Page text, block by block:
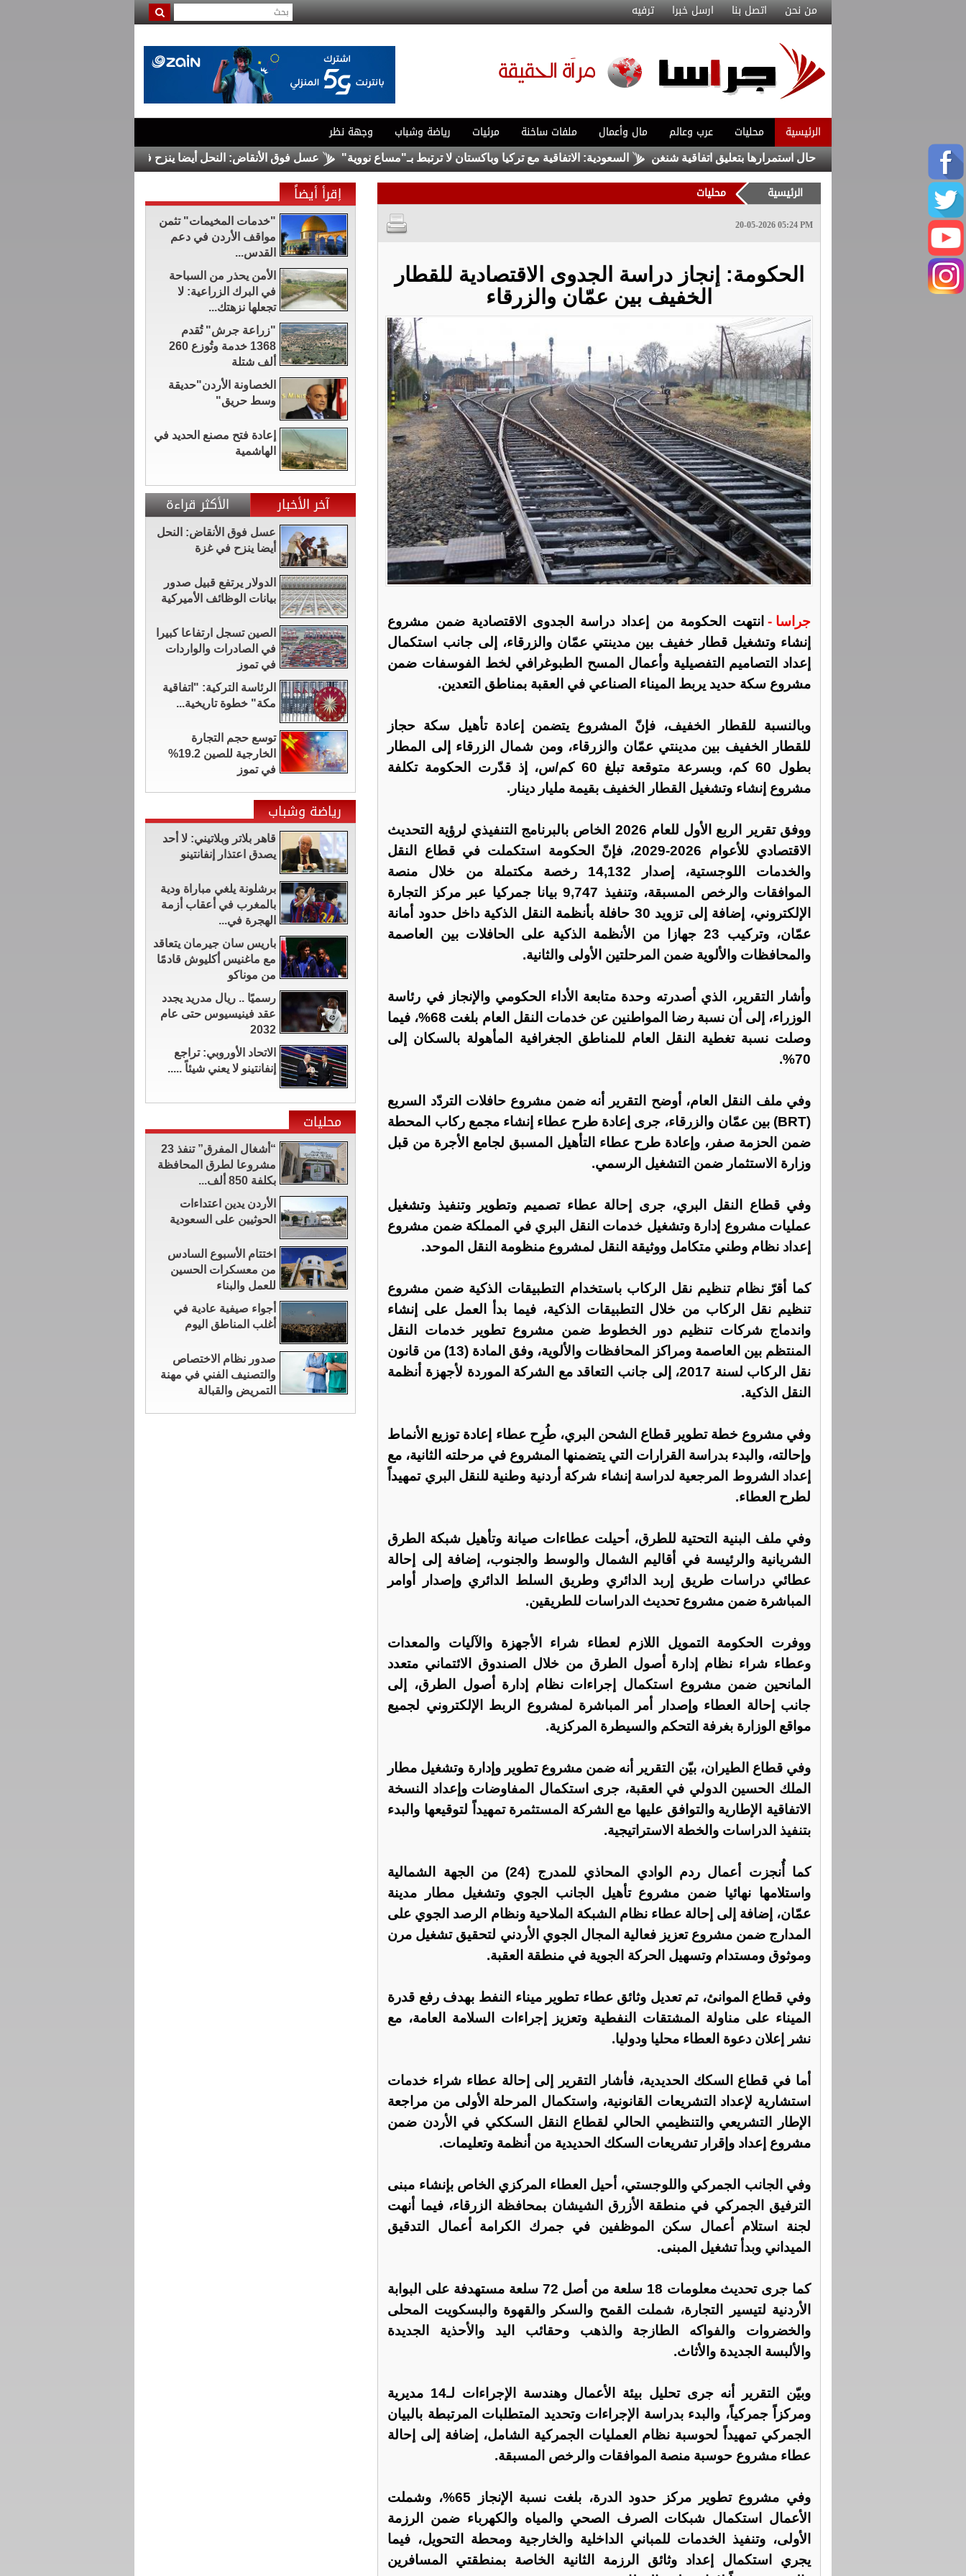
من نحن اتصل بنا ارسل خبرا ترفيه
الرئيسية محليات عرب وعالم مال وأعمال ملفات ساخنة مرئيات رياضة وشباب وجهة نظر
إجراءات مضادة في حال استمرارها بتعليق اتفاقية شنغن السعودية: الاتفاقية مع تركيا وباكستان لا ترتبط بـ"مساع نووية" عسل فوق الأنقاض: النحل أيضا ينزح في غزة الدولار يرتفع قبيل صدور
الرئيسية محليات
20-05-2026 05:24 PM
الحكومة: إنجاز دراسة الجدوى الاقتصادية للقطار
الخفيف بين عمّان والزرقاء
جراسا - انتهت الحكومة من إعداد دراسة الجدوى الاقتصادية ضمن مشروع
إنشاء وتشغيل قطار خفيف بين مدينتي عمّان والزرقاء، إلى جانب استكمال
إعداد التصاميم التفصيلية وأعمال المسح الطبوغرافي لخط الفوسفات ضمن
مشروع سكة حديد يربط الميناء الصناعي في العقبة بمناطق التعدين.
وبالنسبة للقطار الخفيف، فإنّ المشروع يتضمن إعادة تأهيل سكة حجاز
للقطار الخفيف بين مدينتي عمّان والزرقاء، ومن شمال الزرقاء إلى المطار
بطول 60 كم، وبسرعة متوقعة تبلغ 60 كم/س، إذ قدّرت الحكومة تكلفة
مشروع إنشاء وتشغيل القطار الخفيف بقيمة مليار دينار.
ووفق تقرير الربع الأول للعام 2026 الخاص بالبرنامج التنفيذي لرؤية التحديث
الاقتصادي للأعوام 2026-2029، فإنّ الحكومة استكملت في قطاع النقل
والخدمات اللوجستية، إصدار 14,132 رخصة مكتملة من خلال منصة
الموافقات والرخص المسبقة، وتنفيذ 9,747 بيانا جمركيا عبر مركز التجارة
الإلكتروني، إضافة إلى تزويد 30 حافلة بأنظمة النقل الذكية داخل حدود أمانة
عمّان، وتركيب 23 جهازا من الأنظمة الذكية على الحافلات بين العاصمة
والمحافظات والألوية ضمن المرحلتين الأولى والثانية.
وأشار التقرير، الذي أصدرته وحدة متابعة الأداء الحكومي والإنجاز في رئاسة
الوزراء، إلى أن نسبة رضا المواطنين عن خدمات النقل العام بلغت 68%، فيما
وصلت نسبة تغطية النقل العام للمناطق الجغرافية المأهولة بالسكان إلى
70%.
وفي ملف النقل العام، أوضح التقرير أنه ضمن مشروع حافلات التردّد السريع
(BRT) بين عمّان والزرقاء، جرى إعادة طرح عطاء إنشاء مجمع ركاب المحطة
ضمن الحزمة صفر، وإعادة طرح عطاء التأهيل المسبق لجامع الأجرة من قبل
وزارة الاستثمار ضمن التشغيل الرسمي.
وفي قطاع النقل البري، جرى إحالة عطاء تصميم وتطوير وتنفيذ وتشغيل
عمليات مشروع إدارة وتشغيل خدمات النقل البري في المملكة ضمن مشروع
إعداد نظام وطني متكامل ووثيقة النقل لمشروع منظومة النقل الموحد.
كما أقرّ نظام تنظيم نقل الركاب باستخدام التطبيقات الذكية ضمن مشروع
تنظيم نقل الركاب من خلال التطبيقات الذكية، فيما بدأ العمل على إنشاء
واندماج شركات تنظيم دور الخطوط ضمن مشروع تطوير خدمات النقل
المنتظم بين العاصمة ومراكز المحافظات والألوية، وفق المادة (13) من قانون
نقل الركاب لسنة 2017، إلى جانب التعاقد مع الشركة الموردة لأجهزة أنظمة
النقل الذكية.
وفي مشروع خطة تطوير قطاع الشحن البري، طُرِح عطاء إعادة توزيع الأنماط
وإحالته، والبدء بدراسة القرارات التي يتضمنها المشروع في مرحلته الثانية، مع
إعداد الشروط المرجعية لدراسة إنشاء شركة أردنية وطنية للنقل البري تمهيداً
لطرح العطاء.
وفي ملف البنية التحتية للطرق، أحيلت عطاءات صيانة وتأهيل شبكة الطرق
الشريانية والرئيسة في أقاليم الشمال والوسط والجنوب، إضافة إلى إحالة
عطائي دراسات طريق إربد الدائري وطريق السلط الدائري وإصدار أوامر
المباشرة ضمن مشروع تحديث الدراسات للطريقين.
ووفرت الحكومة التمويل اللازم لعطاء شراء الأجهزة والآليات والمعدات
وعطاء شراء نظام إدارة أصول الطرق من خلال الصندوق الائتماني متعدد
المانحين ضمن مشروع استكمال إجراءات نظام إدارة أصول الطرق، إلى
جانب إحالة العطاء وإصدار أمر المباشرة لمشروع الربط الإلكتروني لجميع
مواقع الوزارة بغرفة التحكم والسيطرة المركزية.
وفي قطاع الطيران، بيّن التقرير أنه ضمن مشروع تطوير وإدارة وتشغيل مطار
الملك الحسين الدولي في العقبة، جرى استكمال المفاوضات وإعداد النسخة
الاتفاقية الإطارية والتوافق عليها مع الشركة المستثمرة تمهيداً لتوقيعها والبدء
بتنفيذ الدراسات والخطة الاستراتيجية.
كما أُنجزت أعمال ردم الوادي المحاذي للمدرج (24) من الجهة الشمالية
واستلامها نهائيا ضمن مشروع تأهيل الجانب الجوي وتشغيل مطار مدينة
عمّان، إضافة إلى إحالة عطاء نظام الشبكة الملاحية ونظام الرصد الجوي على
المدارج ضمن مشروع تعزيز فعالية المجال الجوي الأردني لتحقيق تشغيل مرن
وموثوق ومستدام وتسهيل الحركة الجوية في منطقة العقبة.
وفي قطاع الموانئ، تم تعديل وثائق عطاء تطوير ميناء النفط بهدف رفع قدرة
الميناء على مناولة المشتقات النفطية وتعزيز إجراءات السلامة العامة، مع
نشر إعلان دعوة العطاء محليا ودوليا.
أما في قطاع السكك الحديدية، فأشار التقرير إلى إحالة عطاء شراء خدمات
استشارية لإعداد التشريعات القانونية، واستكمال المرحلة الأولى من مراجعة
الإطار التشريعي والتنظيمي الحالي لقطاع النقل السككي في الأردن ضمن
مشروع إعداد وإقرار تشريعات السكك الحديدية من أنظمة وتعليمات.
وفي الجانب الجمركي واللوجستي، أحيل العطاء المركزي الخاص بإنشاء مبنى
الترفيق الجمركي في منطقة الأزرق الشيشان بمحافظة الزرقاء، فيما أنهت
لجنة استلام أعمال سكن الموظفين في جمرك الكرامة أعمال التدقيق
الميداني وبدأ تشغيل المبنى.
كما جرى تحديث معلومات 18 سلعة من أصل 72 سلعة مستهدفة على البوابة
الأردنية لتيسير التجارة، شملت القمح والسكر والقهوة والبسكويت المحلى
والخضروات والفواكه الطازجة والذهب وحقائب اليد والأحذية الجديدة
والألبسة الجديدة والأثاث.
وبيّن التقرير أنه جرى تحليل بيئة الأعمال وهندسة الإجراءات لـ14 مديرية
ومركزاً جمركياً، والبدء بدراسة الإجراءات وتحديد المتطلبات المرتبطة بالبيان
الجمركي تمهيداً لحوسبة نظام العمليات الجمركية الشامل، إضافة إلى إحالة
عطاء مشروع حوسبة منصة الموافقات والرخص المسبقة.
وفي مشروع تطوير مركز حدود الدرة، بلغت نسبة الإنجاز 65%، وشملت
الأعمال استكمال شبكات الصرف الصحي والمياه والكهرباء ضمن الرزمة
الأولى، وتنفيذ الخدمات للمباني الداخلية والخارجية ومحطة التحويل، فيما
يجري استكمال إعداد وثائق الرزمة الثانية الخاصة بمنطقتي المسافرين
إقرأ أيضاً
"خدمات المخيمات" تثمن
مواقف الأردن في دعم
القدس...
الأمن يحذر من السباحة
في البرك الزراعية: لا
تجعلها نزهتك...
"زراعة جرش" تُقدم
1368 خدمة وتُوزع 260
ألف شتلة
الخصاونة الأردن"حديقة
وسط حريق"
إعادة فتح مصنع الحديد في
الهاشمية
آخر الأخبار الأكثر قراءة
عسل فوق الأنقاض: النحل
أيضا ينزح في غزة
الدولار يرتفع قبيل صدور
بيانات الوظائف الأميركية
الصين تسجل ارتفاعا كبيرا
في الصادرات والواردات
في تموز
الرئاسة التركية: "اتفاقية
مكة" خطوة تاريخية...
توسع حجم التجارة
الخارجية للصين 19.2%
في تموز
رياضة وشباب
قاهر بلاتر وبلاتيني: لا أحد
يصدق اعتذار إنفانتينو
برشلونة يلغي مباراة ودية
بالمغرب في أعقاب أزمة
الهجرة في...
باريس سان جيرمان يتعاقد
مع ماغنيس أكليوش قادمًا
من موناكو
رسميًا .. ريال مدريد يجدد
عقد فينيسيوس حتى عام
2032
الاتحاد الأوروبي: تراجع
إنفانتينو لا يعني شيئاً .....
محليات
“أشغال المفرق” تنفذ 23
مشروعا لطرق المحافظة
بكلفة 850 ألف...
الأردن يدين اعتداءات
الحوثيين على السعودية
اختتام الأسبوع السادس
من معسكرات الحسين
للعمل والبناء
أجواء صيفية عادية في
أغلب المناطق اليوم
صدور نظام الاختصاص
والتصنيف الفني في مهنة
التمريض والقبالة